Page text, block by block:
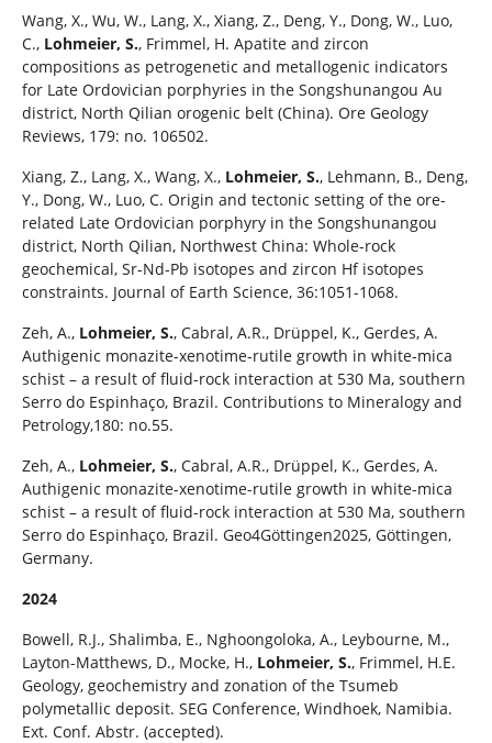
Wang, X., Wu, W., Lang, X., Xiang, Z., Deng, Y., Dong, W., Luo,
C., Lohmeier, S., Frimmel, H. Apatite and zircon
compositions as petrogenetic and metallogenic indicators
for Late Ordovician porphyries in the Songshunangou Au
district, North Qilian orogenic belt (China). Ore Geology
Reviews, 179: no. 106502.
Xiang, Z., Lang, X., Wang, X., Lohmeier, S., Lehmann, B., Deng,
Y., Dong, W., Luo, C. Origin and tectonic setting of the ore-
related Late Ordovician porphyry in the Songshunangou
district, North Qilian, Northwest China: Whole-rock
geochemical, Sr-Nd-Pb isotopes and zircon Hf isotopes
constraints. Journal of Earth Science, 36:1051-1068.
Zeh, A., Lohmeier, S., Cabral, A.R., Drüppel, K., Gerdes, A.
Authigenic monazite-xenotime-rutile growth in white-mica
schist – a result of fluid-rock interaction at 530 Ma, southern
Serro do Espinhaço, Brazil. Contributions to Mineralogy and
Petrology,180: no.55.
Zeh, A., Lohmeier, S., Cabral, A.R., Drüppel, K., Gerdes, A.
Authigenic monazite-xenotime-rutile growth in white-mica
schist – a result of fluid-rock interaction at 530 Ma, southern
Serro do Espinhaço, Brazil. Geo4Göttingen2025, Göttingen,
Germany.
2024
Bowell, R.J., Shalimba, E., Nghoongoloka, A., Leybourne, M.,
Layton-Matthews, D., Mocke, H., Lohmeier, S., Frimmel, H.E.
Geology, geochemistry and zonation of the Tsumeb
polymetallic deposit. SEG Conference, Windhoek, Namibia.
Ext. Conf. Abstr. (accepted).